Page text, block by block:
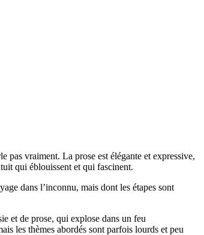
pas vraiment. La prose est élégante et expressive,
qui éblouissent et qui fascinent.
dans l’inconnu, mais dont les étapes sont
et de prose, qui explose dans un feu
les thèmes abordés sont parfois lourds et peu